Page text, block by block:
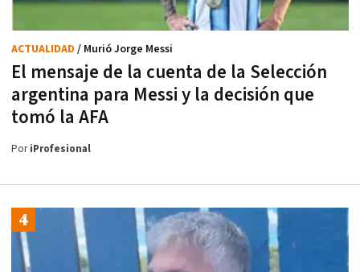
El mensaje de la cuenta de la Selección
argentina para Messi y la decisión que
tomó la AFA
ACTUALIDAD / Murió Jorge Messi
PoriProfesional